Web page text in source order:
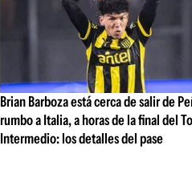
Brian Barboza está cerca de salir de
rumbo a Italia, a horas de la final del
Intermedio: los detalles del pase